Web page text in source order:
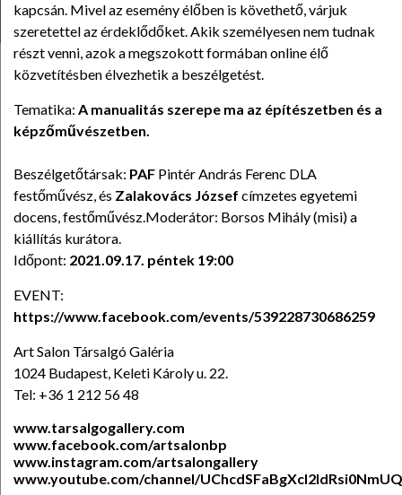
kapcsán. Mivel az esemény élőben is követhető, várjuk
szeretettel az érdeklődőket. Akik személyesen nem tudnak
részt venni, azok a megszokott formában online élő
közvetítésben élvezhetik a beszélgetést.
Tematika: A manualitás szerepe ma az építészetben és a
képzőművészetben.
Beszélgetőtársak: PAF Pintér András Ferenc DLA
festőművész, és Zalakovács József címzetes egyetemi
docens, festőművész.Moderátor: Borsos Mihály (misi) a
kiállítás kurátora.
Időpont: 2021.09.17. péntek 19:00
EVENT:
https://www.facebook.com/events/539228730686259
Art Salon Társalgó Galéria
1024 Budapest, Keleti Károly u. 22.
Tel: +36 1 212 56 48
www.tarsalgogallery.com
www.facebook.com/artsalonbp
www.instagram.com/artsalongallery
www.youtube.com/channel/UChcdSFaBgXcl2ldRsi0NmUQ